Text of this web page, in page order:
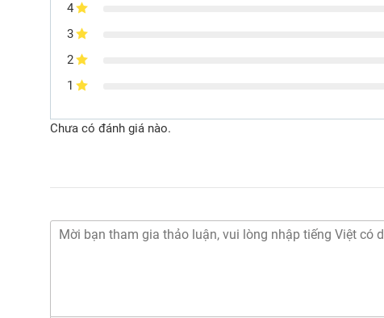
4
3
2
1
Chưa có đánh giá nào.